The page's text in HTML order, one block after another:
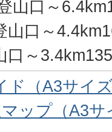
山口～
山口～
口～
ド（A3サイ
ップ（A3